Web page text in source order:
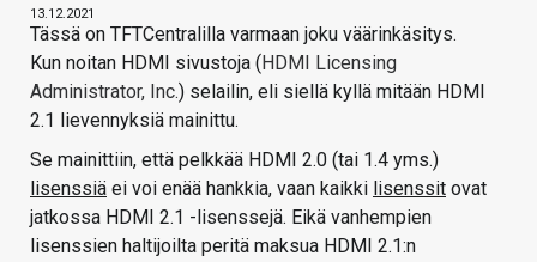
13.12.2021
Tässä on TFTCentralilla varmaan joku väärinkäsitys.
Kun noitan HDMI sivustoja ( HDMI Licensing
Administrator, Inc.) selailin, eli siellä kyllä mitään HDMI
2.1 lievennyksiä mainittu.
Se mainittiin, että pelkkää HDMI 2.0 (tai 1.4 yms.)
lisenssiä ei voi enää hankkia, vaan kaikki lisenssit ovat
jatkossa HDMI 2.1 -lisenssejä. Eikä vanhempien
lisenssien haltijoilta peritä maksua HDMI 2.1:n